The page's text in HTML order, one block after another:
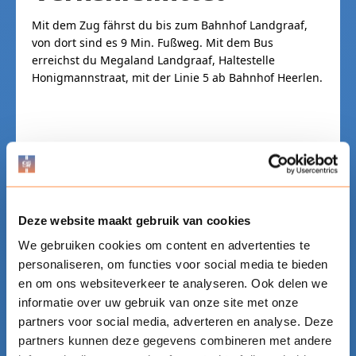
Deze website maakt gebruik van cookies
We gebruiken cookies om content en advertenties te
personaliseren, om functies voor social media te bieden
en om ons websiteverkeer te analyseren. Ook delen we
informatie over uw gebruik van onze site met onze
partners voor social media, adverteren en analyse. Deze
partners kunnen deze gegevens combineren met andere
Mit dem Zug fährst du bis zum Bahnhof Landgraaf,
von dort sind es 9 Min. Fußweg. Mit dem Bus
erreichst du Megaland Landgraaf, Haltestelle
Honigmannstraat, mit der Linie 5 ab Bahnhof Heerlen.
PARTNER
Gemeinsam an einer
neuen A-Marke für
Automotive-